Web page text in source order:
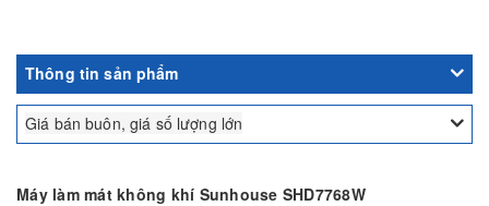
Thông tin sản phẩm
Giá bán buôn, giá số lượng lớn
Máy làm mát không khí Sunhouse SHD7768W